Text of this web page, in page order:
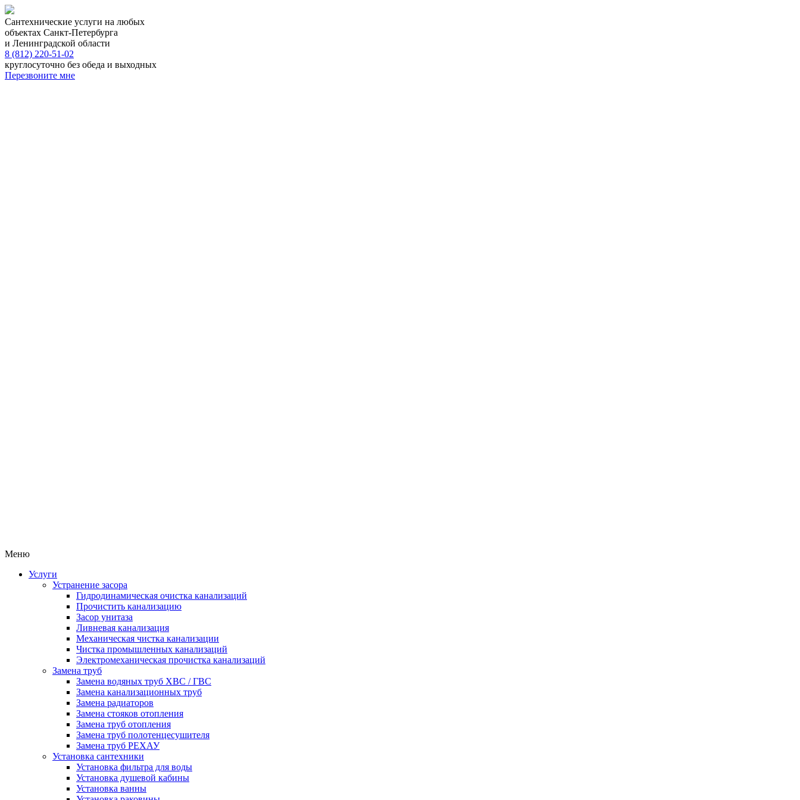
Сантехнические услуги на любых
объектах Санкт-Петербурга
и Ленинградской области
8 (812) 220-51-02
круглосуточно без обеда и выходных
Перезвоните мне
Меню
Услуги
Устранение засора
Гидродинамическая очистка канализаций
Прочистить канализацию
Засор унитаза
Ливневая канализация
Механическая чистка канализации
Чистка промышленных канализаций
Электромеханическая прочистка канализаций
Замена труб
Замена водяных труб ХВС / ГВС
Замена канализационных труб
Замена радиаторов
Замена стояков отопления
Замена труб отопления
Замена труб полотенцесушителя
Замена труб РЕХАУ
Установка сантехники
Установка фильтра для воды
Установка душевой кабины
Установка ванны